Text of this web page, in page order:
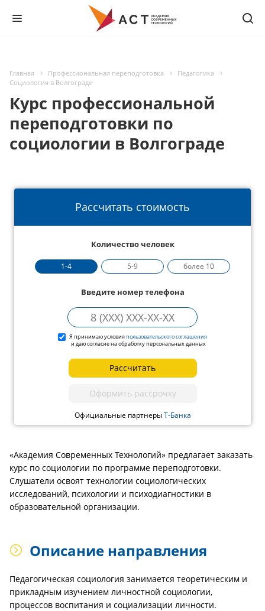
Главная Профессиональная переподготовка
Педагогика
Социология в Волгограде
Курс профессиональной
переподготовки по
социологии в Волгограде
Рассчитать стоимость
Количество человек
1-4 5-9 более 10
Введите номер телефона
Я принимаю условияпользовательского соглашения
и даю согласие на обработку персональных данных
Рассчитать
Оформить рассрочку
Официальные партнерыТ-Банка
«Академия Современных Технологий» предлагает заказать
курс по социологии по программе переподготовки.
Слушатели освоят технологии социологических
исследований, психологии и психодиагностики в
образовательной организации.
Описание направления
Педагогическая социология занимается теоретическим и
прикладным изучением личностной социологии,
процессов воспитания и социализации личности.